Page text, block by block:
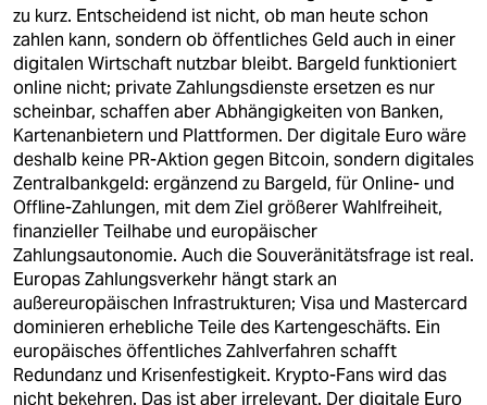
zu kurz. Entscheidend ist nicht, ob man heute schon
zahlen kann, sondern ob öffentliches Geld auch in einer
digitalen Wirtschaft nutzbar bleibt. Bargeld funktioniert
online nicht; private Zahlungsdienste ersetzen es nur
scheinbar, schaffen aber Abhängigkeiten von Banken,
Kartenanbietern und Plattformen. Der digitale Euro wäre
deshalb keine PR-Aktion gegen Bitcoin, sondern digitales
Zentralbankgeld: ergänzend zu Bargeld, für Online- und
Offline-Zahlungen, mit dem Ziel größerer Wahlfreiheit,
finanzieller Teilhabe und europäischer
Zahlungsautonomie. Auch die Souveränitätsfrage ist real.
Europas Zahlungsverkehr hängt stark an
außereuropäischen Infrastrukturen; Visa und Mastercard
dominieren erhebliche Teile des Kartengeschäfts. Ein
europäisches öffentliches Zahlverfahren schafft
Redundanz und Krisenfestigkeit. Krypto-Fans wird das
nicht bekehren. Das ist aber irrelevant. Der digitale Euro